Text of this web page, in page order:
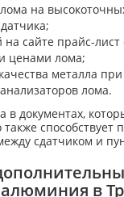
на
сайте прайс-лист
ценами лома;
металла
лома.
в документах,
способствует
сдатчиком и
в